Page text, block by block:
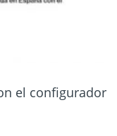
el configurador